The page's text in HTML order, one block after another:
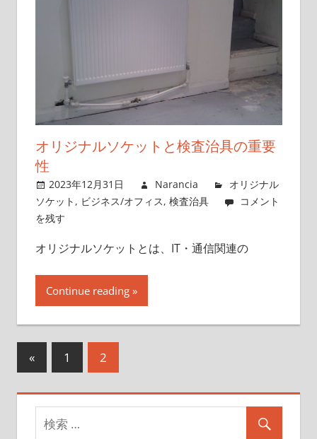
オリジナルソケットと検査治具の重要
性
2023年12月31日 Narancia
オリジナル
ソケット , ビジネス/オフィス, 検査治具
コメント
を残す
オリジナルソケットとは、IT・通信関連の
Continue reading
投
稿
«
の
記
事
1 2